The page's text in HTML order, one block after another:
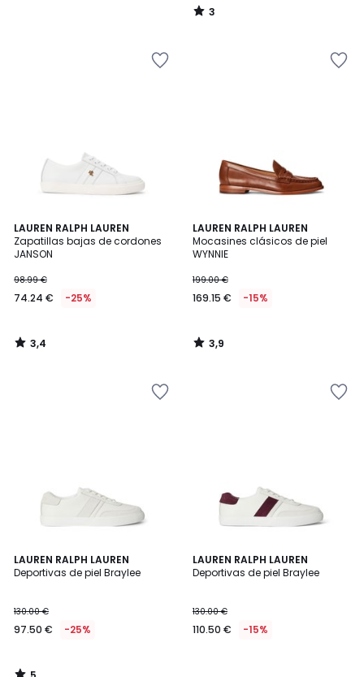
3
/
LAUREN RALPH LAUREN
Zapatillas bajas de cordones
JANSON
98.99 €
74.24 € -25%
3,4
/ 5
3,4
/
LAUREN RALPH LAUREN
Mocasines clásicos de piel
WYNNIE
199.00 €
169.15 € -15%
3,9
/ 5
3,9
/
LAUREN RALPH LAUREN
Deportivas de piel Braylee
130.00 €
97.50 € -25%
5
/
LAUREN RALPH LAUREN
Deportivas de piel Braylee
130.00 €
110.50 € -15%